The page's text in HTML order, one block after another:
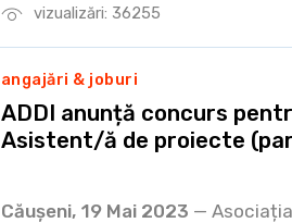
vizualizări: 36255
angajări & joburi
ADDI anunță concurs
Asistent/ă de proiecte
Căușeni, 19 Mai 2023 —